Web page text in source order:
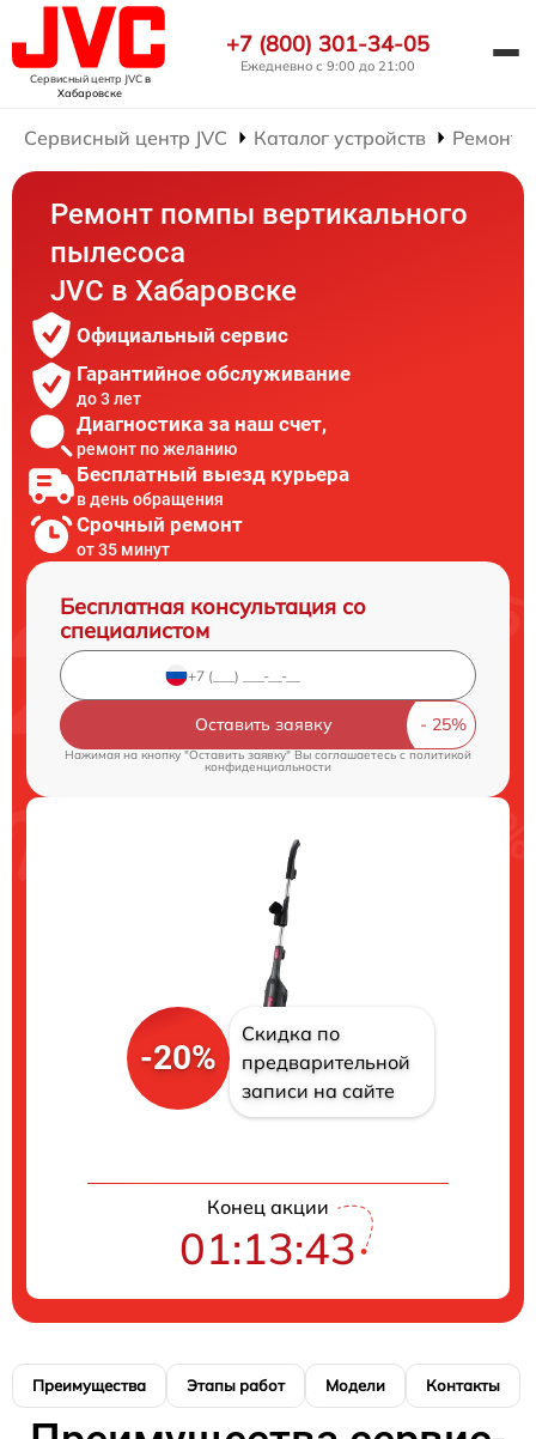
Сервисный центр JVCв
Хабаровске
+7 (800) 301-34-05
Ежедневно с 9:00 до 21:00
Сервисный центр JVC Каталог устройств Ремонт
Ремонт помпы вертикального
пылесоса
JVC в Хабаровске
Официальный сервис
Гарантийное обслуживание
до 3 лет
Диагностика за наш счет,
ремонт по желанию
Бесплатный выезд курьера
в день обращения
Срочный ремонт
от 35 минут
Бесплатная консультация со
специалистом
Оставить заявку
Нажимая на кнопку "Оставить заявку" Вы соглашаетесь cполитикой
конфиденциальности
-20%
Скидка по
предварительной
записи на сайте
Конец акции
01:13:43
Преимущества Этапы работ Модели Контакты